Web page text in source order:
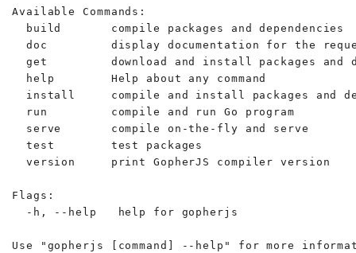
Available Commands:
  build       compile packages and dependencies
doc         display documentation for the
get         download and install packages and
  help        Help about any command
install     compile and install packages and
  run         compile and run Go program
  serve       compile on-the-fly and serve
  test        test packages
  version     print GopherJS compiler version
Flags:
  -h, --help   help for gopherjs
Use "gopherjs [command] --help" for more